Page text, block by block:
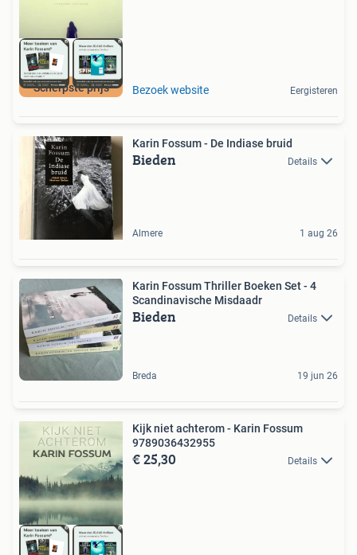
Scherpste prijs Bezoek website Eergisteren
Karin Fossum - De Indiase bruid
Bieden Details
Almere 1 aug 26
Karin Fossum Thriller Boeken Set - 4
Scandinavische Misdaadr
Bieden Details
Breda 19 jun 26
Kijk niet achterom - Karin Fossum
9789036432955
€ 25,30 Details